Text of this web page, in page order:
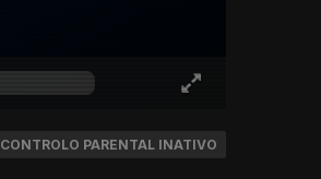
CONTROLO PARENTAL INATIVO